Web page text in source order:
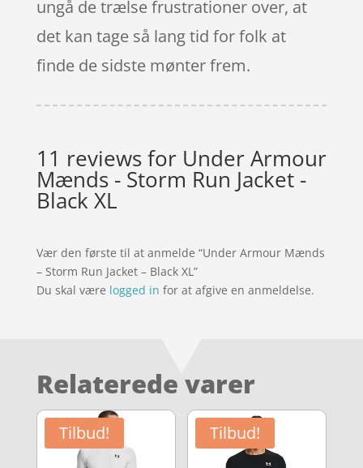
ungå de trælse frustrationer over, at
det kan tage så lang tid for folk at
finde de sidste mønter frem.
11 reviews for Under Armour
Mænds - Storm Run Jacket -
Black XL
Vær den første til at anmelde “Under Armour Mænds
– Storm Run Jacket – Black XL”
Du skal være logged in for at afgive en anmeldelse.
Relaterede varer
Tilbud! Tilbud!